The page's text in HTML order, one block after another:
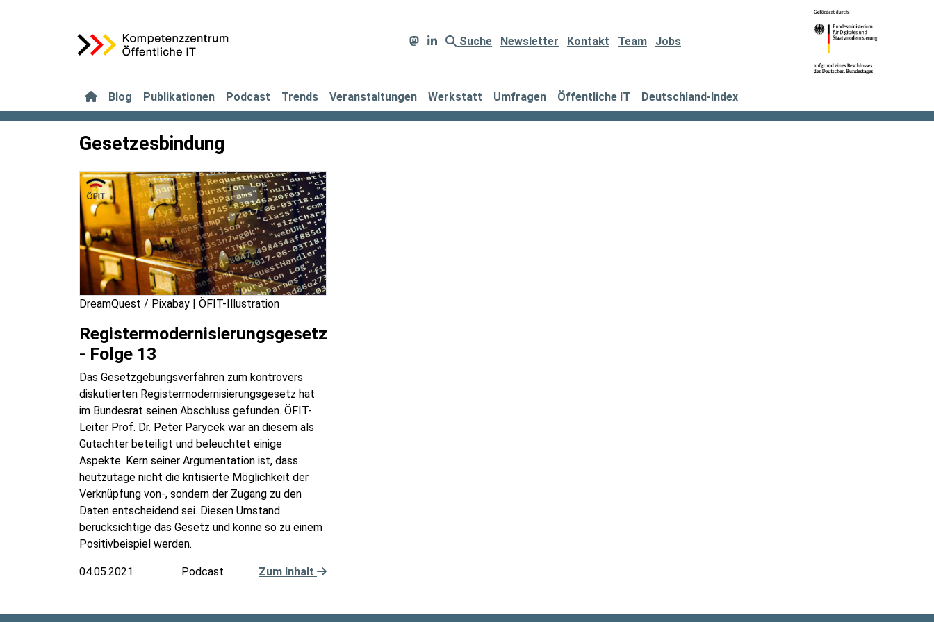
Suche Newsletter Kontakt Team Jobs
Blog Publikationen Podcast Trends Veranstaltungen Werkstatt Umfragen Öffentliche IT Deutschland-Index
Gesetzesbindung
DreamQuest / Pixabay | ÖFIT-Illustration
Registermodernisierungsgesetz
- Folge 13
Das Gesetzgebungsverfahren zum kontrovers
diskutierten Registermodernisierungsgesetz hat
im Bundesrat seinen Abschluss gefunden. ÖFIT-
Leiter Prof. Dr. Peter Parycek war an diesem als
Gutachter beteiligt und beleuchtet einige
Aspekte. Kern seiner Argumentation ist, dass
heutzutage nicht die kritisierte Möglichkeit der
Verknüpfung von-, sondern der Zugang zu den
Daten entscheidend sei. Diesen Umstand
berücksichtige das Gesetz und könne so zu einem
Positivbeispiel werden.
04.05.2021 Podcast Zum Inhalt